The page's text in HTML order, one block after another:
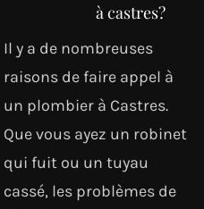
à castres?
Il y a de nombreuses
raisons de faire appel à
un plombier à Castres.
Que vous ayez un robinet
qui fuit ou un tuyau
cassé, les problèmes de